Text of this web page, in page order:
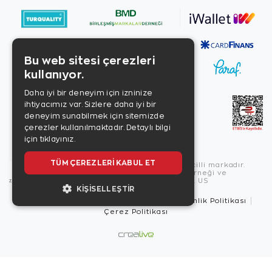
Copyright © 2026, Zen Diamond tescilli markadır.
Zen Diamond Birleşmiş Markalar Derneği ve
Turquality Destek Programı üyesidir. US
Güvenlik Politikası
Çerez Politikası
Bu web sitesi çerezleri
kullanıyor.
Daha iyi bir deneyim için izninize
ihtiyacımız var. Sizlere daha iyi bir
deneyim sunabilmek için sitemizde
çerezler kullanılmaktadır. Detaylı bilgi
için tıklayınız.
TÜM ÇEREZLERI KABUL ET
KIŞISELLEŞTIR